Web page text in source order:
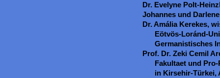
Dr. Evelyne Polt-
Johannes und
Dr. Amália Kerekes,
Eötvös-Loránd-
Germanistisches
Prof. Dr. Zeki Cemil
Fakultaet und
in Kirsehir-Türkei,